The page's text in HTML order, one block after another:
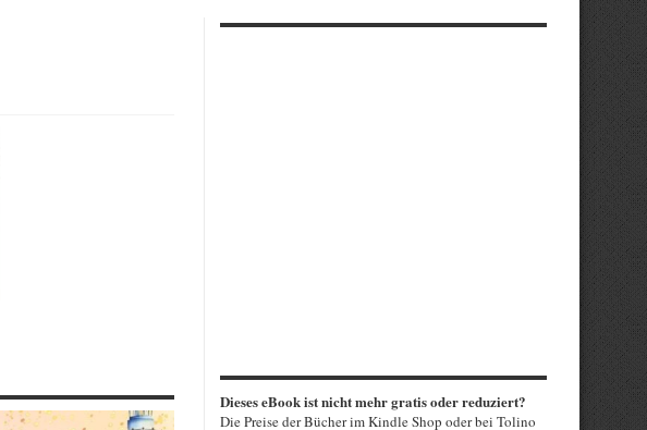
Dieses eBook ist nicht mehr gratis oder reduziert?
Die Preise der Bücher im Kindle Shop oder bei Tolino